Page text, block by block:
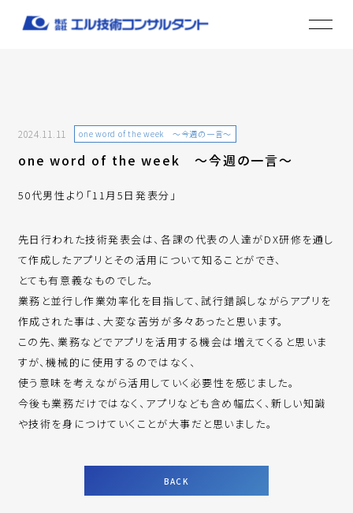
2024.11.11 one word of the week ～今週の一言～
one word of the week ～今週の一言～
50代男性より「11月5日発表分」
先日行われた技術発表会は、各課の代表の人達がDX研修を通し
て作成したアプリとその活用について知ることができ、
とても有意義なものでした。
業務と並行し作業効率化を目指して、試行錯誤しながらアプリを
作成された事は、大変な苦労が多々あったと思います。
この先、業務などでアプリを活用する機会は増えてくると思いま
すが、機械的に使用するのではなく、
使う意味を考えながら活用していく必要性を感じました。
今後も業務だけではなく、アプリなども含め幅広く、新しい知識
や技術を身につけていくことが大事だと思いました。
BACK